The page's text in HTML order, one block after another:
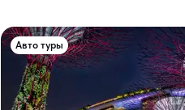
Авто туры